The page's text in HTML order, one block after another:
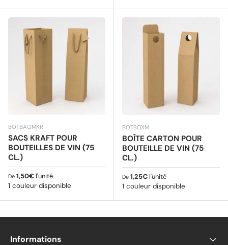
BOTBAGMKR
SACS KRAFT POUR
BOUTEILLES DE VIN (75
CL.)
Prix habituel
De 1,50€ l'unité
1 couleur disponible
BOTBOXM
BOÎTE CARTON POUR
BOUTEILLE DE VIN (75
CL.)
Prix habituel
De 1,25€ l'unité
1 couleur disponible
Informations